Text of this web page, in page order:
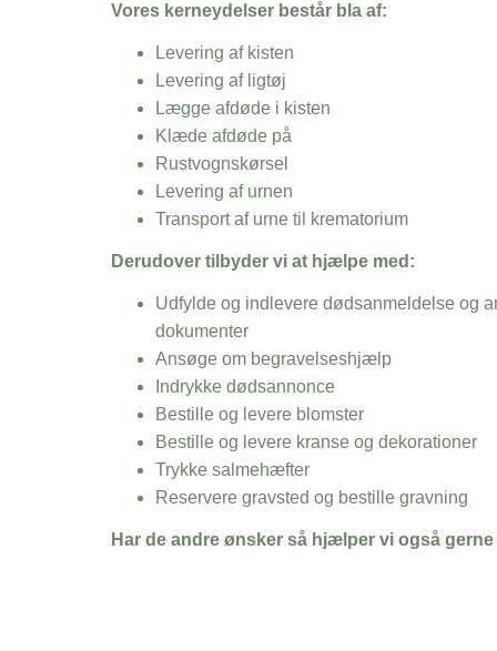
Vores kerneydelser består bla af:
Levering af kisten
Levering af ligtøj
Lægge afdøde i kisten
Klæde afdøde på
Rustvognskørsel
Levering af urnen
Transport af urne til krematorium
Derudover tilbyder vi at hjælpe med:
Udfylde og indlevere dødsanmeldelse og
dokumenter
Ansøge om begravelseshjælp
Indrykke dødsannonce
Bestille og levere blomster
Bestille og levere kranse og dekorationer
Trykke salmehæfter
Reservere gravsted og bestille gravning
Har de andre ønsker så hjælper vi også gerne